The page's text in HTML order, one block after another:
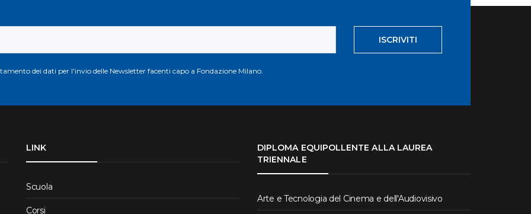
ISCRIVITI
dei dati per l'invio delle Newsletter facenti capo a Fondazione Milano.
LINK
Scuola
Corsi
DIPLOMA EQUIPOLLENTE ALLA LAUREA
TRIENNALE
Arte e Tecnologia del Cinema e dell'Audiovisivo